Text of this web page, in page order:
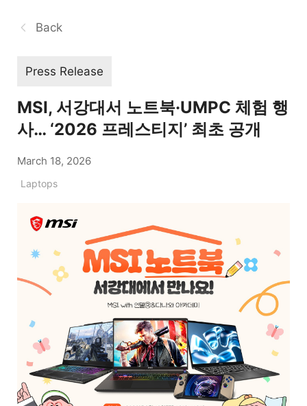
Back
Press Release
MSI, 서강대서 노트북·UMPC 체험 행
사… ‘2026 프레스티지’ 최초 공개
March 18, 2026
Laptops